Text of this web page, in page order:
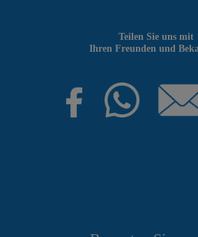
Teilen Sie uns mit
Ihren Freunden und